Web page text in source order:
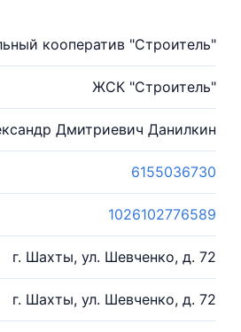
кооператив "Строитель"
ЖСК "Строитель"
Дмитриевич Данилкин
6155036730
1026102776589
г. Шахты, ул. Шевченко, д. 72
г. Шахты, ул. Шевченко, д. 72